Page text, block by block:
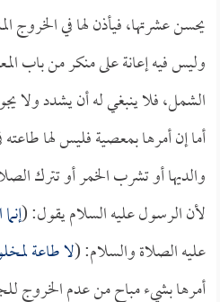
يحسن عشرتها، فيأذن لها في الخروج
وليس فيه إعانة على منكر من باب
الشمل، فلا ينبغي له أن يشدد ولا
أما إن أمرها بمعصية فليس لها
والديها أو تشرب الخمر أو تترك
لأن الرسول عليه السلام يقول: (
عليه الصلاة والسلام: (لا طاعة
أمرها بشيء مباح من عدم الخروج